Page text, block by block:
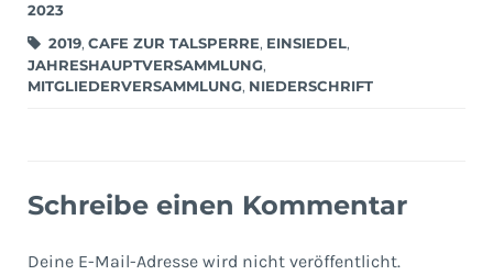
2023
2019, CAFE ZUR TALSPERRE, EINSIEDEL,
JAHRESHAUPTVERSAMMLUNG,
MITGLIEDERVERSAMMLUNG, NIEDERSCHRIFT
Schreibe einen Kommentar
Deine E-Mail-Adresse wird nicht veröffentlicht.